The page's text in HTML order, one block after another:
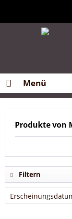
Menü
Produkte von
Filtern